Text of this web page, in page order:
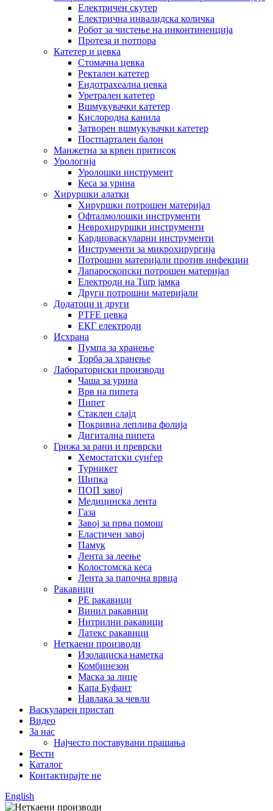
Електричен скутер
Електрична инвалидска количка
Робот за чистење на инконтиненција
Протеза и потпора
Катетер и цевка
Стомачна цевка
Ректален катетер
Ендотрахеална цевка
Уретрален катетер
Вшмукувачки катетер
Кислородна канила
Затворен вшмукувачки катетер
Постпартален балон
Манжетна за крвен притисок
Урологија
Уролошки инструмент
Кеса за урина
Хируршки алатки
Хируршки потрошен материјал
Офталмолошки инструменти
Неврохируршки инструменти
Кардиоваскуларни инструменти
Инструменти за микрохирургија
Потрошни материјали против инфекции
Лапароскопски потрошен материјал
Електроди на Turp јамка
Други потрошни материјали
Додатоци и други
PTFE цевка
ЕКГ електроди
Исхрана
Пумпа за хранење
Торба за хранење
Лабораториски производи
Чаша за урина
Врв на пипета
Пипет
Стаклен слајд
Покривна леплива фолија
Дигитална пипета
Грижа за рани и преврски
Хемостатски сунѓер
Турникет
Шипка
ПОП завој
Медицинска лента
Газа
Завој за прва помош
Еластичен завој
Памук
Лента за леење
Колостомска кеса
Лента за папочна врвца
Ракавици
PE ракавици
Винил ракавици
Нитрилни ракавици
Латекс ракавици
Неткаени производи
Изолациска наметка
Комбинезон
Маска за лице
Капа Буфант
Навлака за чевли
Васкуларен пристап
Видео
За нас
Најчесто поставувани прашања
Вести
Каталог
Контактирајте не
English